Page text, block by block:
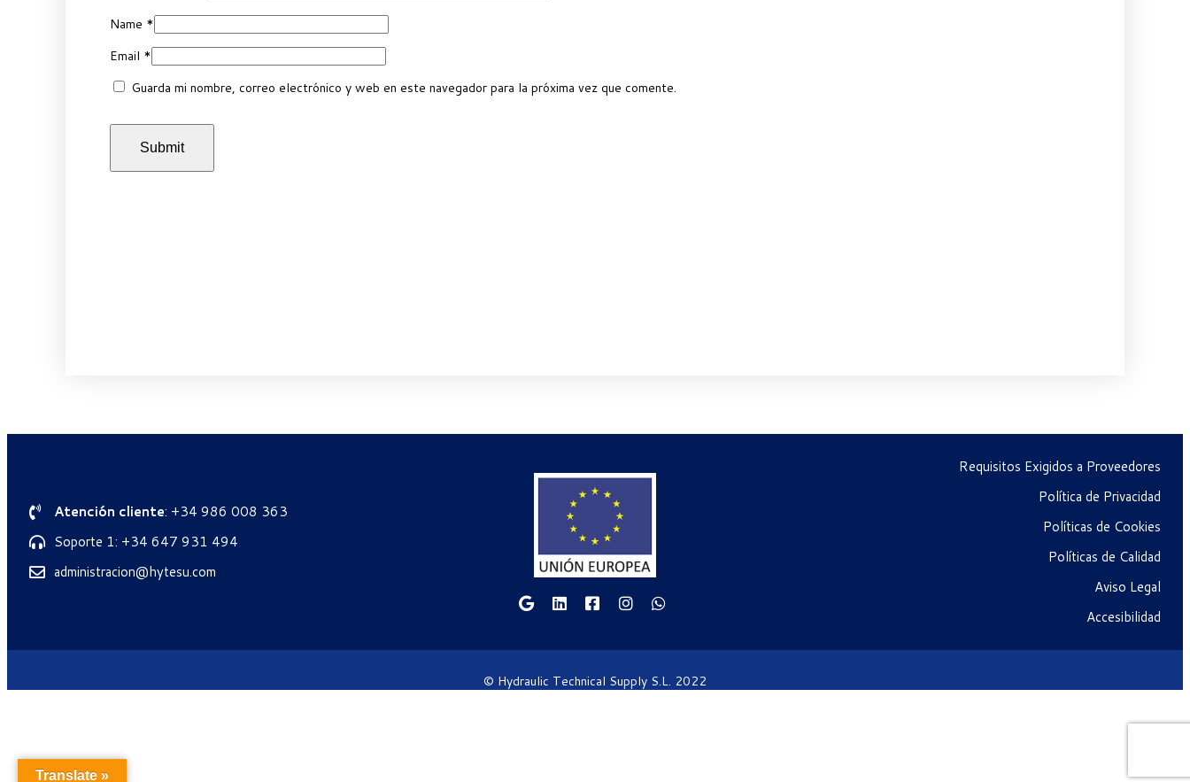
Name *
Email *
Guarda mi nombre, correo electrónico y web en este navegador para la próxima vez que comente.
Atención cliente: +34 986 008 363
Soporte 1: +34 647 931 494
administracion@hytesu.com
Requisitos Exigidos a Proveedores
Política de Privacidad
Políticas de Cookies
Políticas de Calidad
Aviso Legal
Accesibilidad
© Hydraulic Technical Supply S.L. 2022
Translate »